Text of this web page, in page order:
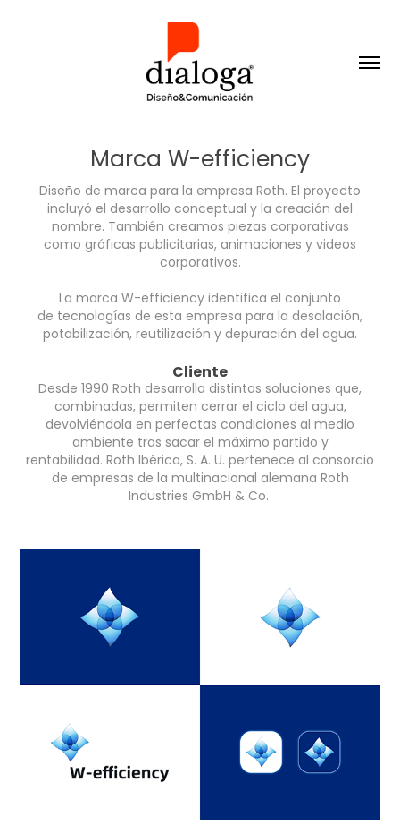
Marca W-efficiency
Diseño de marca para la empresa Roth. El proyecto
incluyó el desarrollo conceptual y la creación del
nombre. También creamos piezas corporativas
como gráficas publicitarias, animaciones y videos
corporativos.
La marca W-efficiency identifica el conjunto
de tecnologías de esta empresa para la desalación,
potabilización, reutilización y depuración del agua.
Cliente
Desde 1990 Roth desarrolla distintas soluciones que,
combinadas, permiten cerrar el ciclo del agua,
devolviéndola en perfectas condiciones al medio
ambiente tras sacar el máximo partido y
rentabilidad. Roth Ibérica, S. A. U. pertenece al consorcio
de empresas de la multinacional alemana Roth
Industries GmbH & Co.